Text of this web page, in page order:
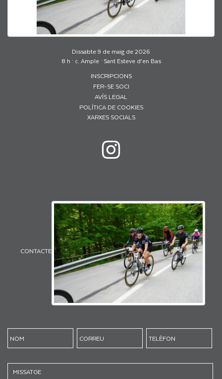
Dissabte 9 de maig de 2026
8 h · c. Ample · Sant Esteve d’en Bas
INSCRIPCIONS
FER-SE SOCI
AVÍS LEGAL
POLÍTICA DE COOKIES
XARXES SOCIALS
CONTACTE